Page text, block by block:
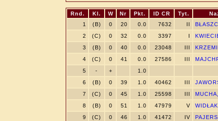
Rnd. Kl. W Nr Pkt. ID CR Tyt.
1
(B) 0 20 0.0 7632 II
2
(C) 0 32 0.0 3397 I
3
(B) 0 40 0.0 23048 III
4
(C) 0 41 0.0 27586 III
5
- +
1.0
6
(B) 0 39 1.0 40462 III
7
(C) 0 45 1.0 25598 III
8
(B) 0 51 1.0 47979 V
9
(C) 0 46 1.0 41472 IV